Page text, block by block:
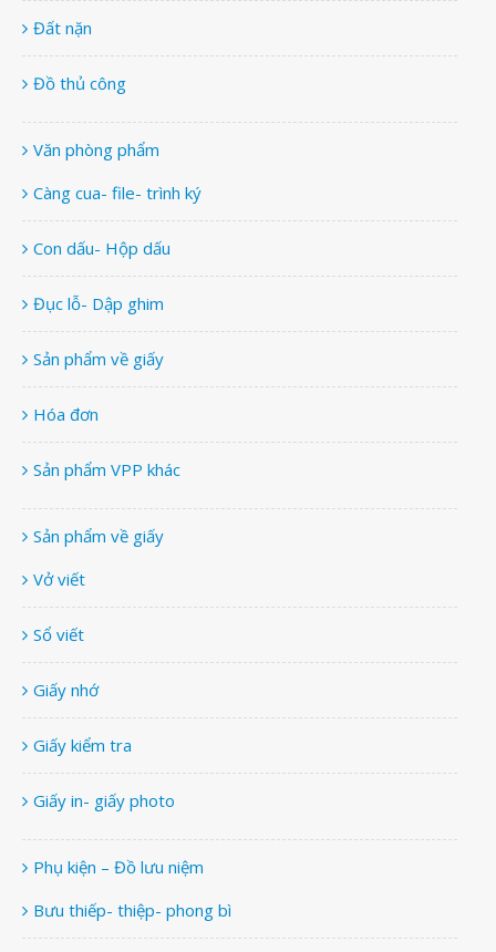
Đất nặn
Đồ thủ công
Văn phòng phẩm
Càng cua- file- trình ký
Con dấu- Hộp dấu
Đục lỗ- Dập ghim
Sản phẩm về giấy
Hóa đơn
Sản phẩm VPP khác
Sản phẩm về giấy
Vở viết
Sổ viết
Giấy nhớ
Giấy kiểm tra
Giấy in- giấy photo
Phụ kiện – Đồ lưu niệm
Bưu thiếp- thiệp- phong bì